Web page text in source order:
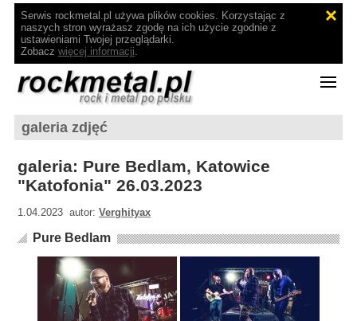
Serwis rockmetal.pl używa plików cookies. Korzystając z
naszych stron wyrażasz zgodę na ich użycie zgodnie z
ustawieniami Twojej przeglądarki.
Zobacz więcej informacji.
galeria zdjęć
galeria: Pure Bedlam, Katowice
"Katofonia" 26.03.2023
1.04.2023 autor:Verghityax
Pure Bedlam